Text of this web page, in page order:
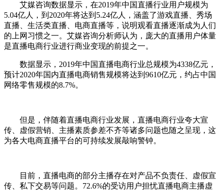
艾媒咨询数据显示，在2019年中国直播行业用户规模为
5.04亿人，到2020年将达到5.24亿人，涵盖了游戏直播、秀场
直播、生活类直播、电商直播等，说明观看直播逐渐成为人们
的上网习惯之一。艾媒咨询分析师认为，庞大的直播用户体量
是直播电商行业进行商业变现的前提之一。
数据显示，2019年中国直播电商行业总规模为4338亿元，
预计2020年国内直播电商销售规模将达到9610亿元，约占中国
网络零售规模的8.7%。
但是，伴随着直播电商行业发展，直播电商行业夸大宣
传、虚假营销、主播素质参差不齐等诸多问题也随之呈现，这
为各大电商直播平台的可持续发展敲响警钟。
目前，直播电商的部分主播存在对产品不负责任、虚假宣
传、私下交易等问题。72.6%的受访用户担忧直播电商主播虚